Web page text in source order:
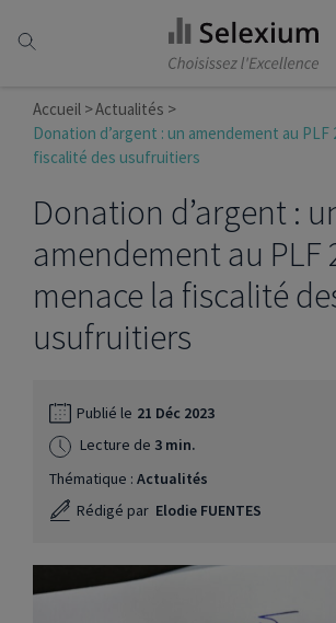
Accueil
Actualités
Donation d’argent : un amendement au PLF
fiscalité des usufruitiers
Donation d’argent :
amendement au PLF
menace la fiscalité
usufruitiers
Publié le 21 Déc 2023
Lecture de 3 min.
Thématique : Actualités
Rédigé par Elodie FUENTES